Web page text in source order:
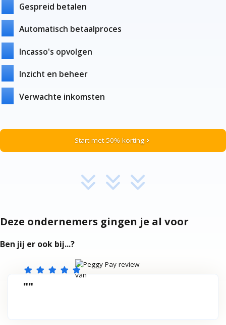
Gespreid betalen
Automatisch betaalproces
Incasso's opvolgen
Inzicht en beheer
Verwachte inkomsten
Start met 50% kortingchevron_right
Deze ondernemers gingen je al voor
Ben jij er ook bij...?
star star star star star
""